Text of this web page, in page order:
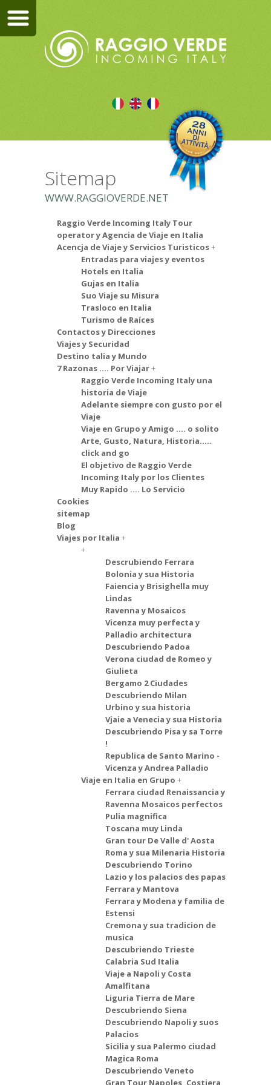
Sitemap
WWW.RAGGIOVERDE.NET
Raggio Verde Incoming Italy Tour
operator y Agencia de Viaje en Italia
Acencja de Viaje y Servicios Turisticos
Entradas para viajes y eventos
Hotels en Italia
Gujas en Italia
Suo Viaje su Misura
Trasloco en Italia
Turismo de Raíces
Contactos y Direcciones
Viajes y Securidad
Destino talia y Mundo
7 Razonas .... Por Viajar
Raggio Verde Incoming Italy una
historia de Viaje
Adelante siempre con gusto por el
Viaje
Viaje en Grupo y Amigo .... o solito
Arte, Gusto, Natura, Historia.....
click and go
El objetivo de Raggio Verde
Incoming Italy por los Clientes
Muy Rapido .... Lo Servicio
Cookies
sitemap
Blog
Viajes por Italia
Descrubiendo Ferrara
Bolonia y sua Historia
Faiencia y Brisighella muy
Lindas
Ravenna y Mosaicos
Vicenza muy perfecta y
Palladio architectura
Descubriendo Padoa
Verona ciudad de Romeo y
Giulieta
Bergamo 2 Ciudades
Descubriendo Milan
Urbino y sua historia
Vjaie a Venecia y sua Historia
Descubriendo Pisa y sa Torre
!
Republica de Santo Marino -
Vicenza y Andrea Palladio
Viaje en Italia en Grupo
Ferrara ciudad Renaissancia y
Ravenna Mosaicos perfectos
Pulia magnifica
Toscana muy Linda
Gran tour De Valle d' Aosta
Roma y sua Milenaria Historia
Descubriendo Torino
Lazio y los palacios des papas
Ferrara y Mantova
Ferrara y Modena y familia de
Estensi
Cremona y sua tradicion de
musica
Descubriendo Trieste
Calabria Sud Italia
Viaje a Napoli y Costa
Amalfitana
Liguria Tierra de Mare
Descubriendo Siena
Descubriendo Napoli y suos
Palacios
Sicilia y sua Palermo ciudad
Magica Roma
Descubriendo Veneto
Gran Tour Napoles, Costiera